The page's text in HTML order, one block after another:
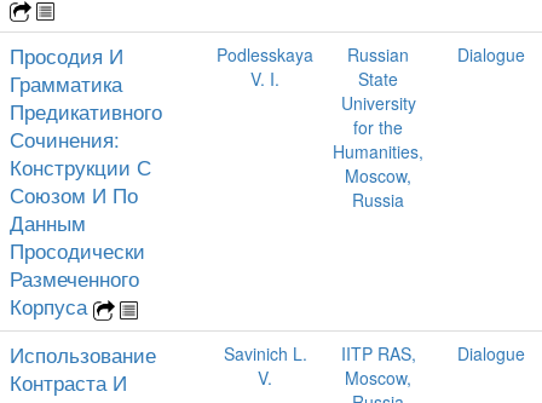
Просодия И
Грамматика
Предикативного
Сочинения:
Конструкции С
Союзом И По
Данным
Просодически
Размеченного
Корпуса
Podlesskaya
V. I.
Russian
State
University
for the
Humanities,
Moscow,
Russia
Dialogue
Использование
Контраста И
Savinich L.
V.
IITP RAS,
Moscow,
Dialogue